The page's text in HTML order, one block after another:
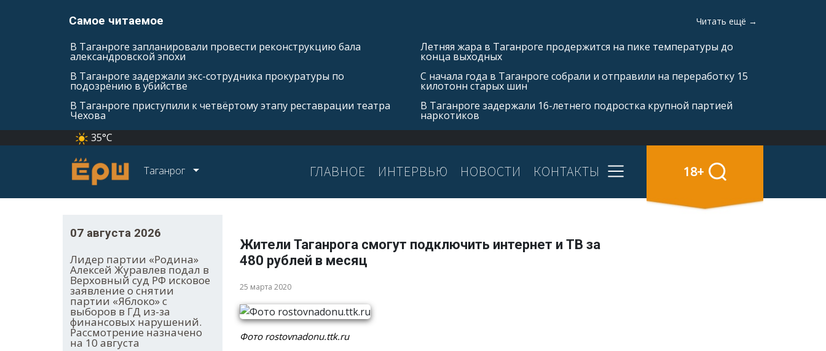
Самое читаемое Читать ещё →
В Таганроге запланировали провести реконструкцию бала
александровской эпохи
В Таганроге задержали экс-сотрудника прокуратуры по
подозрению в убийстве
В Таганроге приступили к четвёртому этапу реставрации театра
Чехова
Летняя жара в Таганроге продержится на пике температуры до
конца выходных
С начала года в Таганроге собрали и отправили на переработку 15
килотонн старых шин
В Таганроге задержали 16-летнего подростка крупной партией
наркотиков
35°C
Таганрог ГЛАВНОЕ ИНТЕРВЬЮ НОВОСТИ КОНТАКТЫ 18+
07 августа 2026
Лидер партии «Родина»
Алексей Журавлев подал в
Верховный суд РФ исковое
заявление о снятии
партии «Яблоко» с
выборов в ГД из-за
финансовых нарушений.
Рассмотрение назначено
на 10 августа
Жители Таганрога смогут подключить интернет и ТВ за
480 рублей в месяц
25 марта 2020
Фото rostovnadonu.ttk.ru